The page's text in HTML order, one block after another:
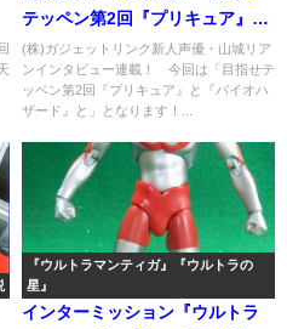
テッペン第2回『プリキュア』と
『バイオハザード』と
(株)ガジェットリンク新人声優・山城リア
ンインタビュー連載！ 今回は「目指せテ
ッペン第2回『プリキュア』と『バイオハ
ザード』と」となります！...
『ウルトラマンティガ』『ウルトラの
星』
インターミッション『ウルトラ